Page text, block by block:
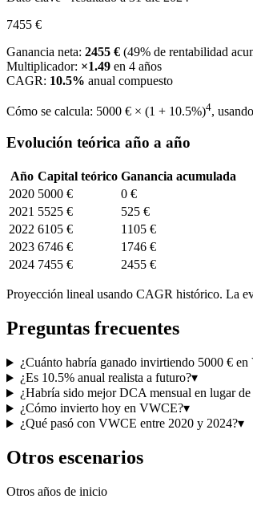
7455 €
Ganancia neta: 2455 € (49% de rentabilidad
Multiplicador: ×1.49 en 4 años
CAGR: 10.5% anual compuesto
Cómo se calcula: 5000 € × (1 + 10.5%)4,
Evolución teórica año a año
Año Capital teórico Ganancia acumulada
2020 5000 €
0 €
2021 5525 €
525 €
2022 6105 €
1105 €
2023 6746 €
1746 €
2024 7455 € 2455 €
Proyección lineal usando CAGR histórico. La
Preguntas frecuentes
¿Cuánto habría ganado invirtiendo 5000 €
¿Es 10.5% anual realista a futuro?▾
¿Habría sido mejor DCA mensual en lugar
¿Cómo invierto hoy en VWCE?▾
¿Qué pasó con VWCE entre 2020 y 2024?▾
Otros escenarios
Otros años de inicio